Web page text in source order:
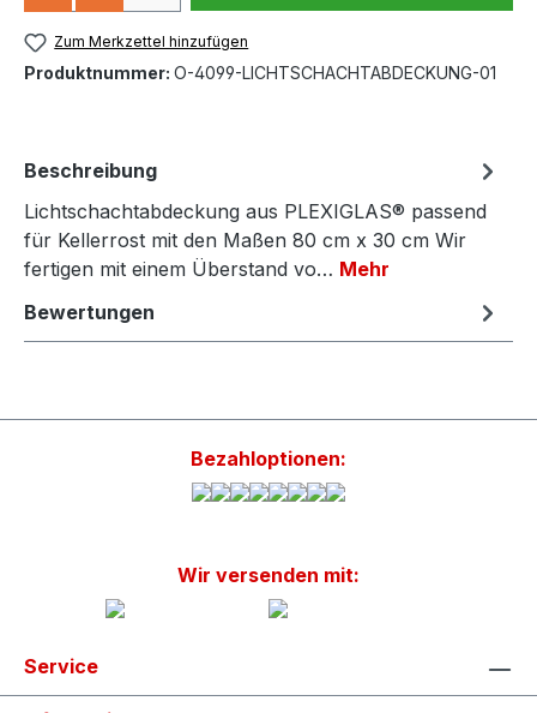
Zum Merkzettel hinzufügen
Produktnummer: O-4099-LICHTSCHACHTABDECKUNG-01
Beschreibung
Lichtschachtabdeckung aus PLEXIGLAS® passend
für Kellerrost mit den Maßen 80 cm x 30 cm Wir
fertigen mit einem Überstand vo… Mehr
Bewertungen
Bezahloptionen:
Wir versenden mit:
Service